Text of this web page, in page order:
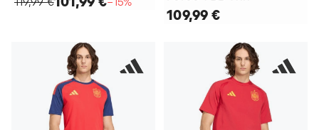
109,99 €